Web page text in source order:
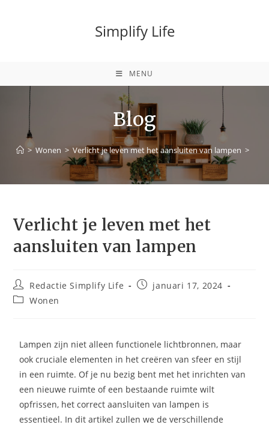
Simplify Life
MENU
Blog
> Wonen > Verlicht je leven met het aansluiten van lampen >
Verlicht je leven met het
aansluiten van lampen
Redactie Simplify Life
januari 17, 2024
Wonen
Lampen zijn niet alleen functionele lichtbronnen, maar
ook cruciale elementen in het creëren van sfeer en stijl
in een ruimte. Of je nu bezig bent met het inrichten van
een nieuwe ruimte of een bestaande ruimte wilt
opfrissen, het correct aansluiten van lampen is
essentieel. In dit artikel zullen we de verschillende